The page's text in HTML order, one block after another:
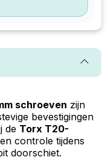
schroeven zijn
bevestigingen
de Torx T20-
controle tijdens
doorschiet.